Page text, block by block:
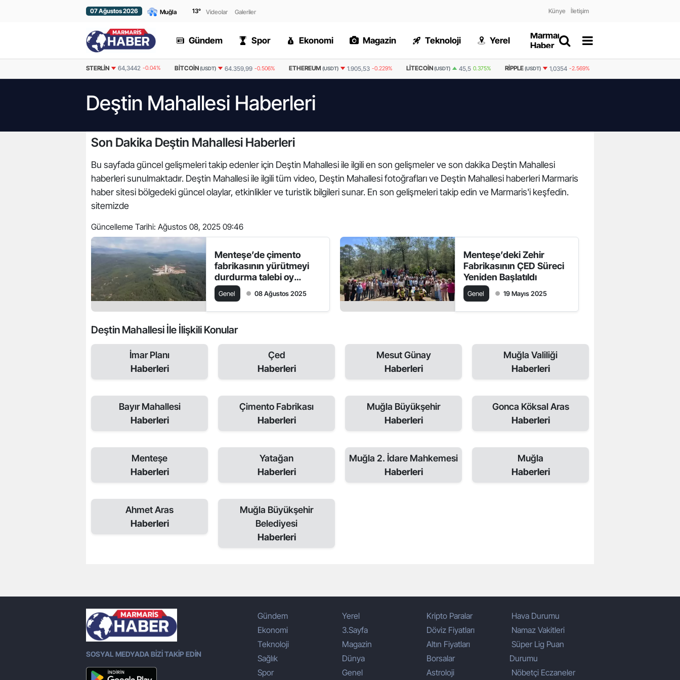
07 Ağustos 2026 13° Videolar Galeriler Künye İletişim
Gündem Spor Ekonomi Magazin Teknoloji Yerel
Marmaris
Haber
STERLIN 64,3442 -0.04% BITCOIN(USDT) 64.359,99 -0.506% ETHEREUM (USDT) 1.905,53 -0.229% LITECOIN(USDT) 45,5 0.375% RIPPLE(USDT) 1,0354 -2.569%
Deştin Mahallesi Haberleri
Son Dakika Deştin Mahallesi Haberleri
Bu sayfada güncel gelişmeleri takip edenler için Deştin Mahallesi ile ilgili en son gelişmeler ve son dakika Deştin Mahallesi
haberleri sunulmaktadır. Deştin Mahallesi ile ilgili tüm video, Deştin Mahallesi fotoğrafları ve Deştin Mahallesi haberleri Marmaris
haber sitesi bölgedeki güncel olaylar, etkinlikler ve turistik bilgileri sunar. En son gelişmeleri takip edin ve Marmaris'i keşfedin.
sitemizde
Güncelleme Tarihi: Ağustos 08, 2025 09:46
Menteşe’de çimento
fabrikasının yürütmeyi
durdurma talebi oy
birliğiyle reddedildi
Genel 08 Ağustos 2025
Menteşe’deki Zehir
Fabrikasının ÇED Süreci
Yeniden Başlatıldı
Genel 19 Mayıs 2025
Deştin Mahallesi İle İlişkili Konular
İmar Planı
Haberleri
Çed
Haberleri
Mesut Günay
Haberleri
Muğla Valiliği
Haberleri
Bayır Mahallesi
Haberleri
Çimento Fabrikası
Haberleri
Muğla Büyükşehir
Haberleri
Gonca Köksal Aras
Haberleri
Menteşe
Haberleri
Yatağan
Haberleri
Muğla 2. İdare Mahkemesi
Haberleri
Muğla
Haberleri
Ahmet Aras
Haberleri
Muğla Büyükşehir
Belediyesi
Haberleri
SOSYAL MEDYADA BİZİ TAKİP EDİN
Gündem
Ekonomi
Teknoloji
Sağlık
Spor
Yerel
3.Sayfa
Magazin
Dünya
Genel
Kripto Paralar
Döviz Fiyatları
Altın Fiyatları
Borsalar
Astroloji
Hava Durumu
Namaz Vakitleri
Süper Lig Puan
Durumu
Nöbetçi Eczaneler